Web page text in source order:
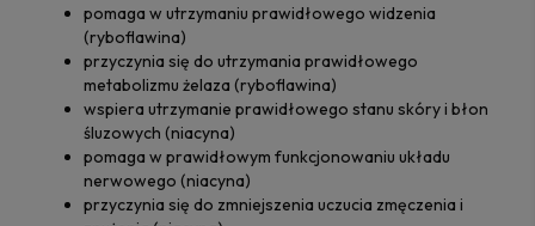
pomaga w utrzymaniu prawidłowego widzenia
(ryboflawina)
przyczynia się do utrzymania prawidłowego
metabolizmu żelaza (ryboflawina)
wspiera utrzymanie prawidłowego stanu skóry i błon
śluzowych (niacyna)
pomaga w prawidłowym funkcjonowaniu układu
nerwowego (niacyna)
przyczynia się do zmniejszenia uczucia zmęczenia i